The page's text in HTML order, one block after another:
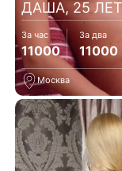
ДАША, 25 ЛЕТ
За час
11000
За два
11000
Москва